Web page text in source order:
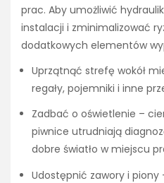
prac. Aby umożliwić
instalacji i zminimalizować
dodatkowych elementów
Uprzątnąć strefę wokół
regały, pojemniki i inne
Zadbać o oświetlenie –
piwnice utrudniają
dobre światło w miejscu
Udostępnić zawory i piony